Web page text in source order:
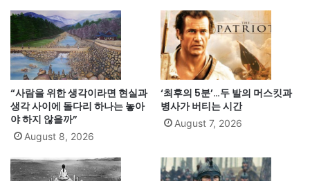
“사람을 위한 생각이라면 현실과
생각 사이에 돌다리 하나는 놓아
야 하지 않을까”
August 8, 2026
‘최후의 5분’…두 발의 머스킷과
병사가 버티는 시간
August 7, 2026